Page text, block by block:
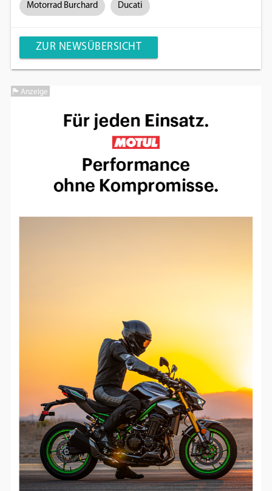
Motorrad Burchard Ducati
ZUR NEWSÜBERSICHT
Anzeige